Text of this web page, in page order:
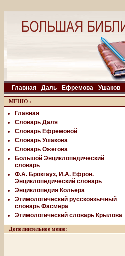
Главная Даль Ефремова Ушаков
МЕНЮ :
Главная
Словарь Даля
Словарь Ефремовой
Словарь Ушакова
Словарь Ожегова
Большой Энциклопедический
словарь
Ф.А. Брокгауз, И.А. Ефрон.
Энциклопедический словарь
Энциклопедия Кольера
Этимологический русскоязычный
словарь Фасмера
Этимологический словарь Крылова
Дополнительное меню: